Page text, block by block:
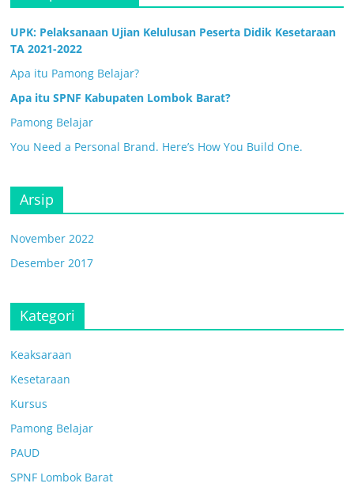
UPK: Pelaksanaan Ujian Kelulusan Peserta Didik Kesetaraan
TA 2021-2022
Apa itu Pamong Belajar?
Apa itu SPNF Kabupaten Lombok Barat?
Pamong Belajar
You Need a Personal Brand. Here’s How You Build One.
Arsip
November 2022
Desember 2017
Kategori
Keaksaraan
Kesetaraan
Kursus
Pamong Belajar
PAUD
SPNF Lombok Barat